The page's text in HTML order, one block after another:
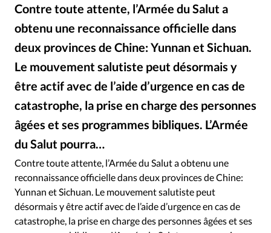
Toute l'actualité
Se connecter
RUBRIQUES
Toute l'actualité Bible Culture
Economie
Eglises
Histoire Laicité
Liberté religieuse
Mission
Monde People Politique
Religions
Société
Contre toute attente, l’Armée du Salut a
obtenu une reconnaissance officielle dans
deux provinces de Chine: Yunnan et Sichuan.
Le mouvement salutiste peut désormais y
être actif avec de l’aide d’urgence en cas de
catastrophe, la prise en charge des personnes
âgées et ses programmes bibliques. L’Armée
du Salut pourra…
Contre toute attente, l’Armée du Salut a obtenu une
reconnaissance officielle dans deux provinces de Chine:
Yunnan et Sichuan. Le mouvement salutiste peut
désormais y être actif avec de l’aide d’urgence en cas de
catastrophe, la prise en charge des personnes âgées et ses